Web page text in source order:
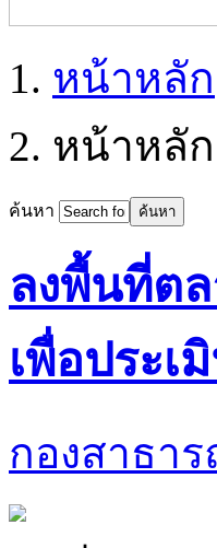
หน้าหลัก
หน้าหลัก
ค้นหา
ลงพื้นที่ต
เพื่อประ
กองสาธา